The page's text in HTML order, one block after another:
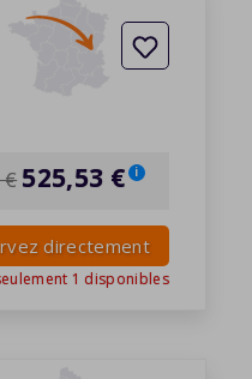
€ 525,53 € i
directement
1 disponibles